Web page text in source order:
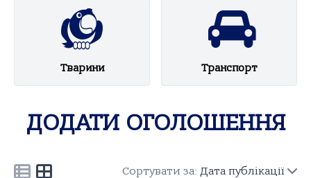
Тварини Транспорт
ДОДАТИ ОГОЛОШЕННЯ
Сортувати за: Дата публікації